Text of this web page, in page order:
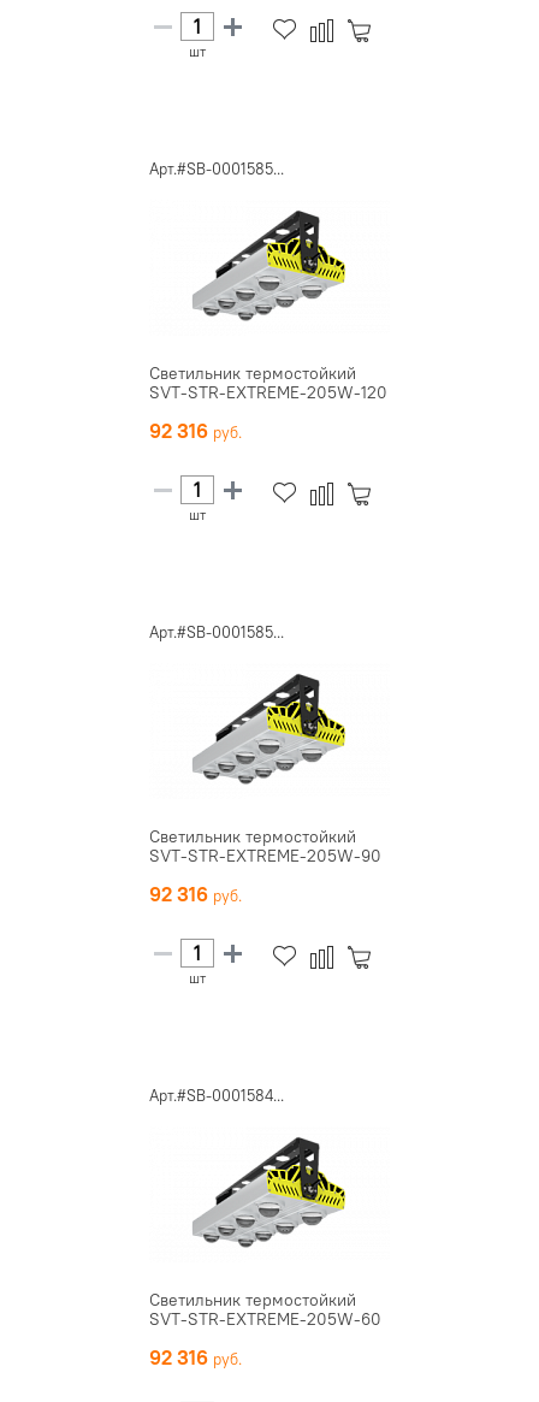
шт
Арт.#SB-0001585...
Светильник термостойкий
SVT-STR-EXTREME-205W-120
92 316
шт
Арт.#SB-0001585...
Светильник термостойкий
SVT-STR-EXTREME-205W-90
92 316
шт
Арт.#SB-0001584...
Светильник термостойкий
SVT-STR-EXTREME-205W-60
92 316